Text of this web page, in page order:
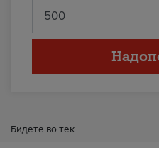
Бидете во тек